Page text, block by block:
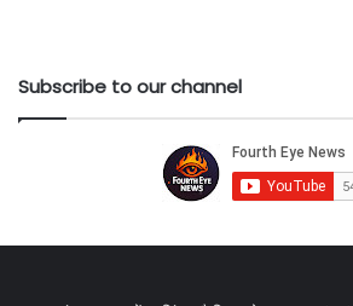
Subscribe to our channel